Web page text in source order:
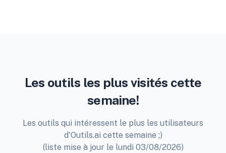
Les outils les plus visités cette
semaine!
Les outils qui intéressent le plus les utilisateurs
d'Outils.ai cette semaine ;)
(liste mise à jour le lundi 03/08/2026)